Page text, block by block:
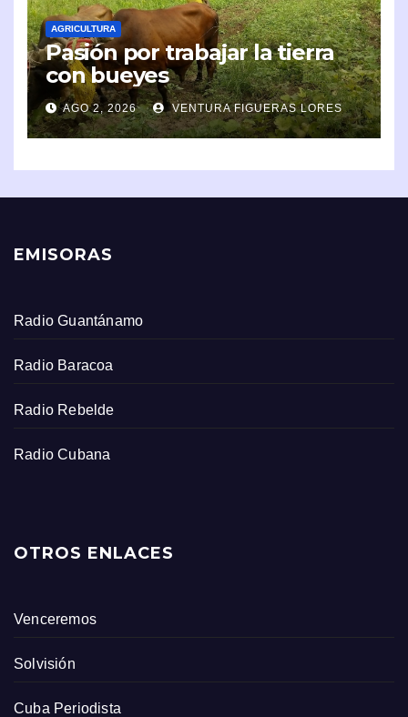
AGRICULTURA
Pasión por trabajar la tierra
con bueyes
AGO 2, 2026 VENTURA FIGUERAS LORES
EMISORAS
Radio Guantánamo
Radio Baracoa
Radio Rebelde
Radio Cubana
OTROS ENLACES
Venceremos
Solvisión
Cuba Periodista